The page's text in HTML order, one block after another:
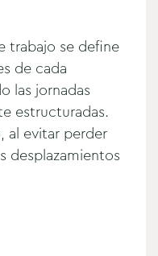
trabajo se define
de cada
las jornadas
estructuradas.
al evitar perder
desplazamientos